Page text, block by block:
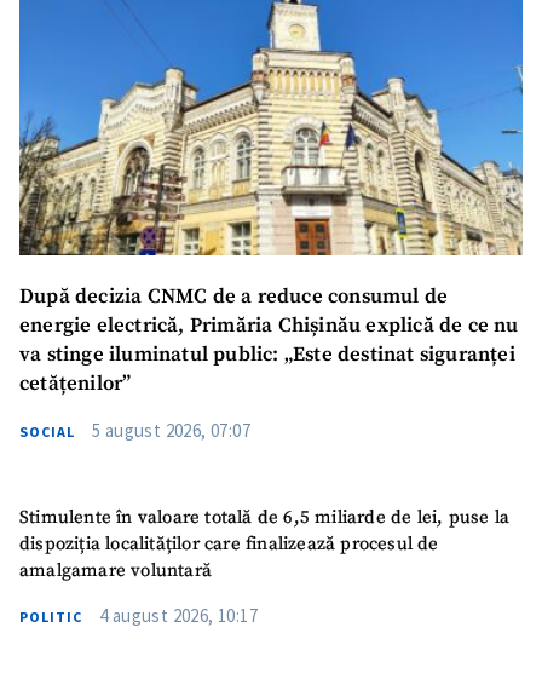
SUSȚINE
După decizia CNMC de a reduce consumul de
energie electrică, Primăria Chișinău explică de ce nu
va stinge iluminatul public: „Este destinat siguranței
cetățenilor”
SOCIAL 5 august 2026, 07:07
Stimulente în valoare totală de 6,5 miliarde de lei, puse la
dispoziția localităților care finalizează procesul de
amalgamare voluntară
POLITIC 4 august 2026, 10:17
Am citit și sunt de
acord cupolitica de
confidențialitate.
TRIMITE ȘTIREA